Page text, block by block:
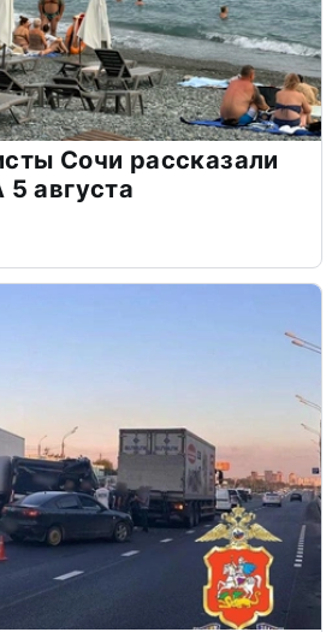
Сочи рассказали
августа